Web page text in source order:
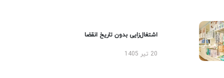
اشتغال‌زایی بدون تاریخ انقضا
20 تیر 1405